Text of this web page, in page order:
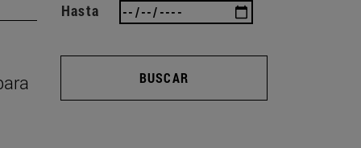
Hasta
BUSCAR